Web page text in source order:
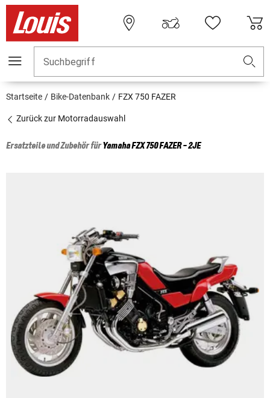
Suchbegriff
Startseite Bike-Datenbank FZX 750 FAZER
Zurück zur Motorradauswahl
Ersatzteile und Zubehör fürYamahaFZX 750 FAZER - 2JE